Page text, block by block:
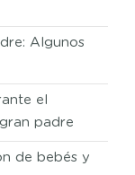
Algunos
el
padre
de bebés y